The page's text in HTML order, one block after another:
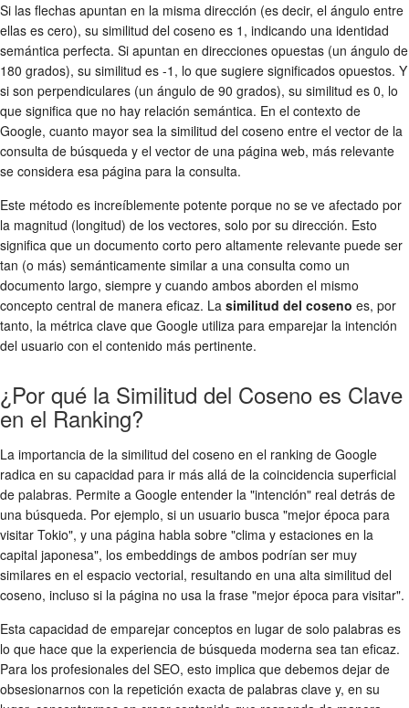
Si las flechas apuntan en la misma dirección (es decir, el ángulo entre
ellas es cero), su similitud del coseno es 1, indicando una identidad
semántica perfecta. Si apuntan en direcciones opuestas (un ángulo de
180 grados), su similitud es -1, lo que sugiere significados opuestos. Y
si son perpendiculares (un ángulo de 90 grados), su similitud es 0, lo
que significa que no hay relación semántica. En el contexto de
Google, cuanto mayor sea la similitud del coseno entre el vector de la
consulta de búsqueda y el vector de una página web, más relevante
se considera esa página para la consulta.
Este método es increíblemente potente porque no se ve afectado por
la magnitud (longitud) de los vectores, solo por su dirección. Esto
significa que un documento corto pero altamente relevante puede ser
tan (o más) semánticamente similar a una consulta como un
documento largo, siempre y cuando ambos aborden el mismo
concepto central de manera eficaz. La similitud del coseno es, por
tanto, la métrica clave que Google utiliza para emparejar la intención
del usuario con el contenido más pertinente.
¿Por qué la Similitud del Coseno es Clave
en el Ranking?
La importancia de la similitud del coseno en el ranking de Google
radica en su capacidad para ir más allá de la coincidencia superficial
de palabras. Permite a Google entender la "intención" real detrás de
una búsqueda. Por ejemplo, si un usuario busca "mejor época para
visitar Tokio", y una página habla sobre "clima y estaciones en la
capital japonesa", los embeddings de ambos podrían ser muy
similares en el espacio vectorial, resultando en una alta similitud del
coseno, incluso si la página no usa la frase "mejor época para visitar".
Esta capacidad de emparejar conceptos en lugar de solo palabras es
lo que hace que la experiencia de búsqueda moderna sea tan eficaz.
Para los profesionales del SEO, esto implica que debemos dejar de
obsesionarnos con la repetición exacta de palabras clave y, en su